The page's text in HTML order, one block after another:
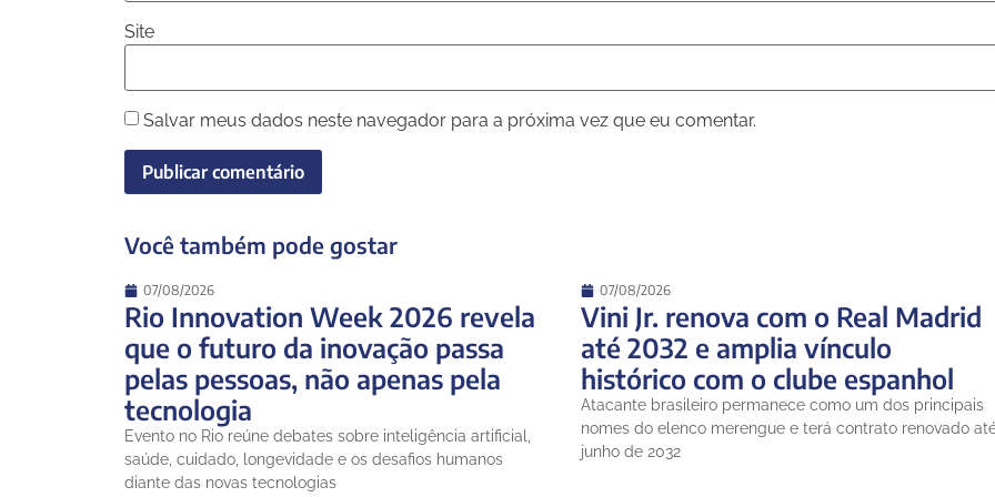
Site
Salvar meus dados neste navegador para a próxima vez que eu comentar.
Você também pode gostar
07/08/2026
Rio Innovation Week 2026 revela
que o futuro da inovação passa
pelas pessoas, não apenas pela
tecnologia
Evento no Rio reúne debates sobre inteligência artificial,
saúde, cuidado, longevidade e os desafios humanos
diante das novas tecnologias
07/08/2026
Vini Jr. renova com o Real Madrid
até 2032 e amplia vínculo
histórico com o clube espanhol
Atacante brasileiro permanece como um dos principais
nomes do elenco merengue e terá contrato renovado
junho de 2032